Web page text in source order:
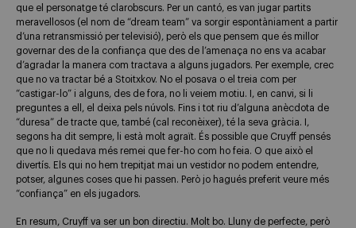
que el personatge té clarobscurs. Per un cantó, es van jugar partits
meravellosos (el nom de “dream team” va sorgir espontàniament a partir
d’una retransmissió per televisió), però els que pensem que és millor
governar des de la confiança que des de l’amenaça no ens va acabar
d’agradar la manera com tractava a alguns jugadors. Per exemple, crec
que no va tractar bé a Stoitxkov. No el posava o el treia com per
“castigar-lo” i alguns, des de fora, no li veiem motiu. I, en canvi, si li
preguntes a ell, el deixa pels núvols. Fins i tot riu d’alguna anècdota de
“duresa” de tracte que, també (cal reconèixer), té la seva gràcia. I,
segons ha dit sempre, li està molt agraït. És possible que Cruyff pensés
que no li quedava més remei que fer-ho com ho feia. O que això el
divertís. Els qui no hem trepitjat mai un vestidor no podem entendre,
potser, algunes coses que hi passen. Però jo hagués preferit veure més
“confiança” en els jugadors.
En resum, Cruyff va ser un bon directiu. Molt bo. Lluny de perfecte, però